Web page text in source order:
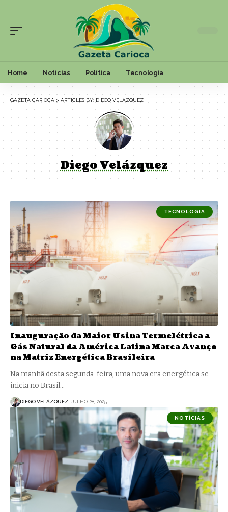
Home Notícias Política Tecnologia
GAZETA CARIOCA > ARTICLES BY: DIEGO VELÁZQUEZ
Diego Velázquez
TECNOLOGIA
Inauguração da Maior Usina Termelétrica a
Gás Natural da América Latina Marca Avanço
na Matriz Energética Brasileira
Na manhã desta segunda-feira, uma nova era energética se
inicia no Brasil…
DIEGO VELÁZQUEZ JULHO 28, 2025
NOTÍCIAS